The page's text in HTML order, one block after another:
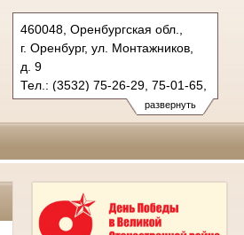
развернуть
460048, Оренбургская обл.,
г. Оренбург, ул. Монтажников,
д. 9
Тел.: (3532) 75-26-29, 75-01-65,
75-36-49
centralny.orb@sudrf.ru